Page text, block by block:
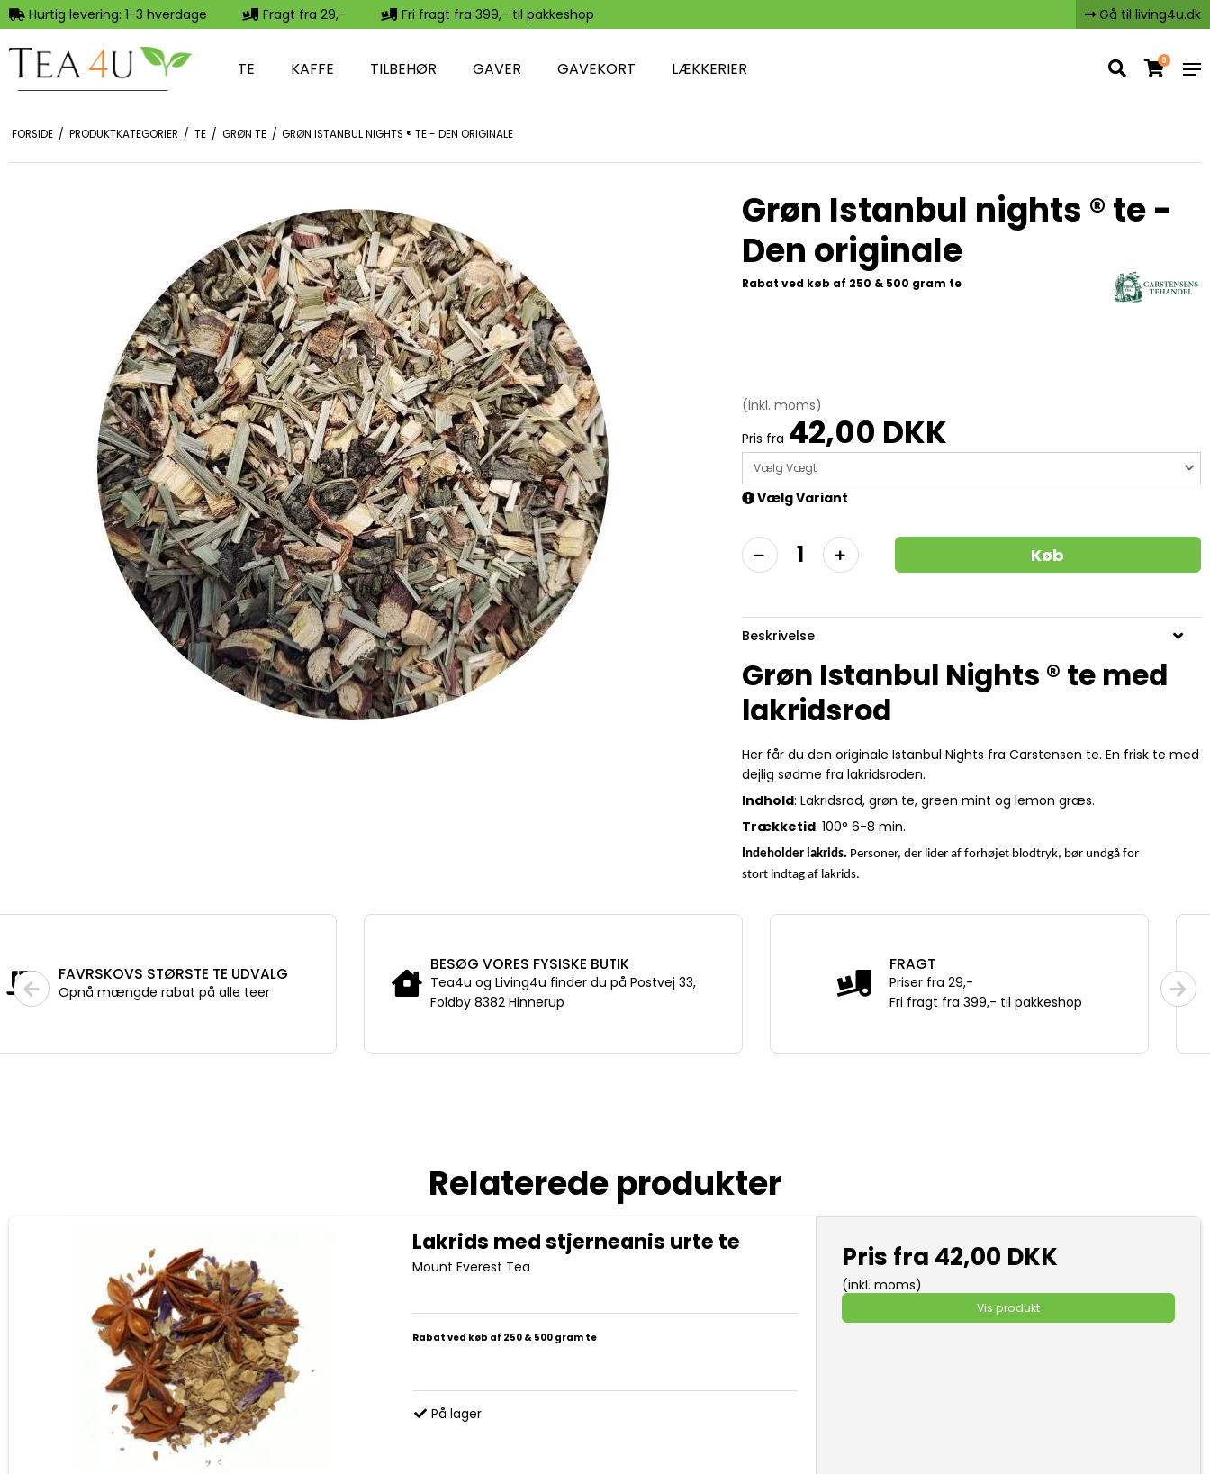
Hurtig levering: 1-3 hverdage Fragt fra 29,- Fri fragt fra 399,- til pakkeshop Gå til living4u.dk
TE KAFFE TILBEHØR GAVER GAVEKORT LÆKKERIER 0
FORSIDE / PRODUKTKATEGORIER / TE / GRØN TE / GRØN ISTANBUL NIGHTS ® TE - DEN ORIGINALE
Grøn Istanbul nights ® te -
Den originale
Rabat ved køb af 250 & 500 gram te
(inkl. moms)
Pris fra 42,00 DKK
Vælg Vægt
Vælg Variant
Køb
Beskrivelse
Grøn Istanbul Nights ® te med
lakridsrod
Her får du den originale Istanbul Nights fra Carstensen te. En frisk te med
dejlig sødme fra lakridsroden.
Indhold: Lakridsrod, grøn te, green mint og lemon græs.
Trækketid: 100° 6-8 min.
Indeholder lakrids. Personer, der lider af forhøjet blodtryk, bør undgå for
stort indtag af lakrids.
FAVRSKOVS STØRSTE TE UDVALG
Opnå mængde rabat på alle teer
BESØG VORES FYSISKE BUTIK
Tea4u og Living4u finder du på Postvej 33,
Foldby 8382 Hinnerup
Priser fra 29,-
Fri fragt fra 399,- til pakkeshop
Relaterede produkter
Lakrids med stjerneanis urte te
Mount Everest Tea
Rabat ved køb af 250 & 500 gram te
På lager
Pris fra 42,00 DKK
(inkl. moms)
Vis produkt